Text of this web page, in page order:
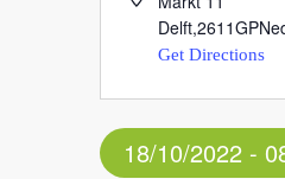
Delft,2611GP
Get Directions
18/10/2022 -